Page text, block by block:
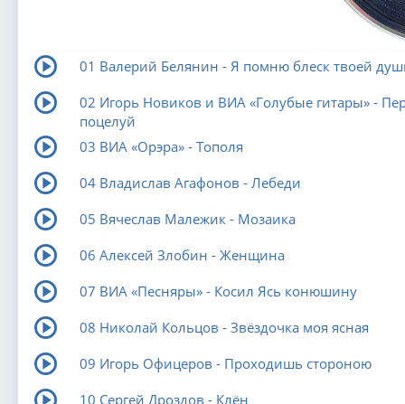
01 Валерий Белянин - Я помню блеск твоей
02 Игорь Новиков и ВИА «Голубые гитары» -
поцелуй
03 ВИА «Орэра» - Тополя
04 Владислав Агафонов - Лебеди
05 Вячеслав Малежик - Мозаика
06 Алексей Злобин - Женщина
07 ВИА «Песняры» - Косил Ясь конюшину
08 Николай Кольцов - Звёздочка моя ясная
09 Игорь Офицеров - Проходишь стороною
10 Сергей Дроздов - Клён